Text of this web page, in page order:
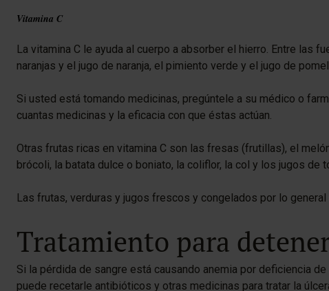
Vitamina C
La vitamina C le ayuda al cuerpo a absorber el hierro. Entre las
naranjas y el jugo de naranja, el pimiento verde y el jugo de
Si usted está tomando medicinas, pregúntele a su médico o
cuantas medicinas y la eficacia con que éstas actúan.
Otras frutas ricas en vitamina C son las fresas (frutillas), el
brócoli, la batata dulce o boniato, la coliflor, la col y los jugos de
Las frutas, verduras y jugos frescos y congelados por lo
Tratamiento para
Si la pérdida de sangre está causando anemia por deficiencia
puede recetarle antibióticos y otras medicinas para tratar la